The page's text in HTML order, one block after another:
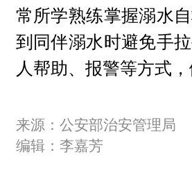
常所学熟练掌握溺水
到同伴溺水时避免手
人帮助、报警等方式
来源：公安部治安管理局
编辑：李嘉芳